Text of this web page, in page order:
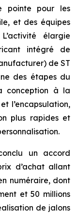
pointe pour les
et des équipes
élargie
intégré de
de ST
des étapes du
conception à la
l’encapsulation,
plus rapides et
un accord
d’achat allant
numéraire, dont
et 50 millions
de jalons